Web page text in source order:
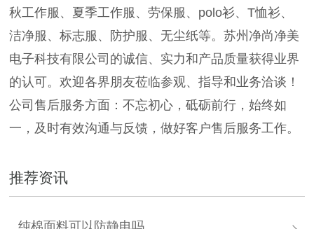
秋工作服、夏季工作服、劳保服、polo衫、T恤衫、
洁净服、标志服、防护服、无尘纸等。苏州净尚净美
电子科技有限公司的诚信、实力和产品质量获得业界
的认可。欢迎各界朋友莅临参观、指导和业务洽谈！
公司售后服务方面：不忘初心，砥砺前行，始终如
一，及时有效沟通与反馈，做好客户售后服务工作。
推荐资讯